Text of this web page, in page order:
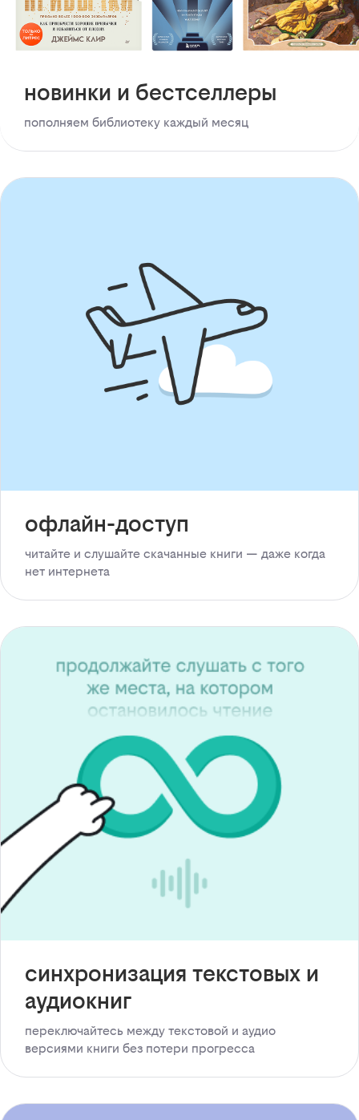
новинки и бестселлеры
пополняем библиотеку каждый месяц
офлайн-доступ
читайте и слушайте скачанные книги — даже когда
нет интернета
синхронизация текстовых и
аудиокниг
переключайтесь между текстовой и аудио
версиями книги без потери прогресса